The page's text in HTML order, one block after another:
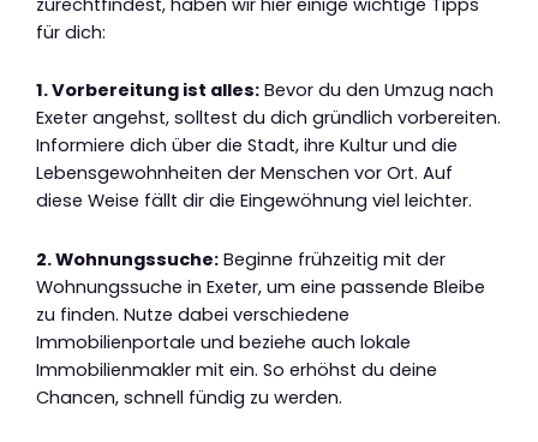
für dich:
1. Vorbereitung ist alles: Bevor du den Umzug nach
Exeter angehst, solltest du dich gründlich vorbereiten.
Informiere dich über die Stadt, ihre Kultur und die
Lebensgewohnheiten der Menschen vor Ort. Auf
diese Weise fällt dir die Eingewöhnung viel leichter.
2. Wohnungssuche: Beginne frühzeitig mit der
Wohnungssuche in Exeter, um eine passende Bleibe
zu finden. Nutze dabei verschiedene
Immobilienportale und beziehe auch lokale
Immobilienmakler mit ein. So erhöhst du deine
Chancen, schnell fündig zu werden.